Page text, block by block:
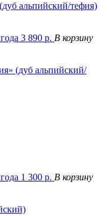
альпийский/тефия)
3 890 р. В корзину
(дуб альпийский/
1 300 р. В корзину